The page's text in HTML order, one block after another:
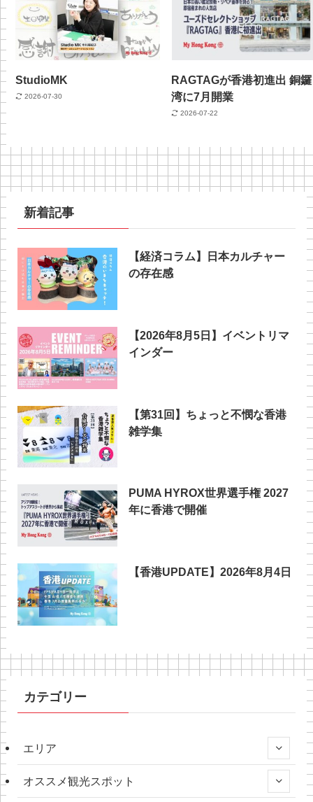
StudioMK
2026-07-30
RAGTAGが香港初進出 銅鑼
湾に7月開業
2026-07-22
新着記事
【経済コラム】日本カルチャー
の存在感
【2026年8月5日】イベントリマ
インダー
【第31回】ちょっと不憫な香港
雑学集
PUMA HYROX世界選手権 2027
年に香港で開催
【香港UPDATE】2026年8月4日
カテゴリー
エリア
オススメ観光スポット